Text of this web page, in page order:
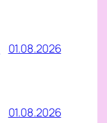
01.08.2026
01.08.2026